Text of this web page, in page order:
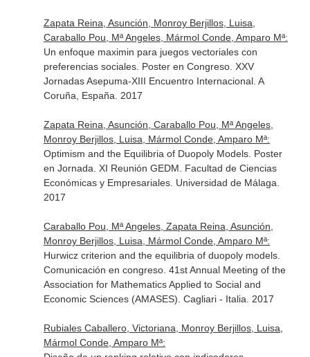
Zapata Reina, Asunción, Monroy Berjillos, Luisa,
Caraballo Pou, Mª Angeles, Mármol Conde, Amparo Mª:
Un enfoque maximin para juegos vectoriales con
preferencias sociales. Poster en Congreso. XXV
Jornadas Asepuma-XIII Encuentro Internacional. A
Coruña, España. 2017
Zapata Reina, Asunción, Caraballo Pou, Mª Angeles,
Monroy Berjillos, Luisa, Mármol Conde, Amparo Mª:
Optimism and the Equilibria of Duopoly Models. Poster
en Jornada. XI Reunión GEDM. Facultad de Ciencias
Económicas y Empresariales. Universidad de Málaga.
2017
Caraballo Pou, Mª Angeles, Zapata Reina, Asunción,
Monroy Berjillos, Luisa, Mármol Conde, Amparo Mª:
Hurwicz criterion and the equilibria of duopoly models.
Comunicación en congreso. 41st Annual Meeting of the
Association for Mathematics Applied to Social and
Economic Sciences (AMASES). Cagliari - Italia. 2017
Rubiales Caballero, Victoriana, Monroy Berjillos, Luisa,
Mármol Conde, Amparo Mª: